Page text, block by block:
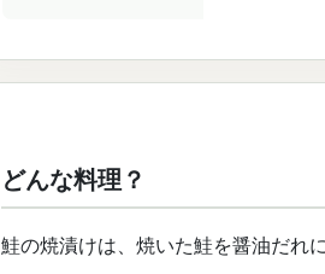
どんな料理？
鮭の焼漬けは、焼いた鮭を醤油だれ